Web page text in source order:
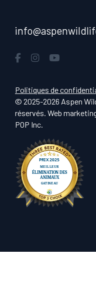
Politiques de
© 2025-2026 Aspen
réservés. Web
POP Inc